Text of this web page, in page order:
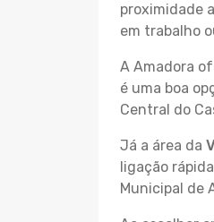
proximidade
em trabalho
A Amadora
é uma boa
Central do
Já a área da
ligação
Municipal de